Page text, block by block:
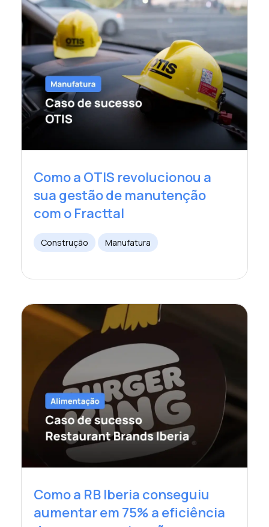
Como a OTIS revolucionou a
sua gestão de manutenção
com o Fracttal
Construção Manufatura
Como a RB Iberia conseguiu
aumentar em 75% a eficiência